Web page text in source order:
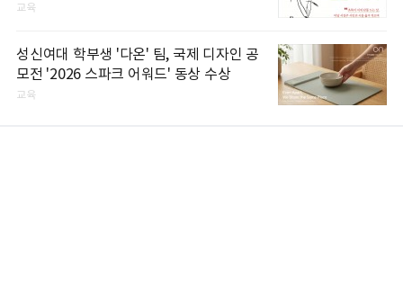
교육
성신여대 학부생 '다온' 팀, 국제 디자인 공
모전 '2026 스파크 어워드' 동상 수상
교육